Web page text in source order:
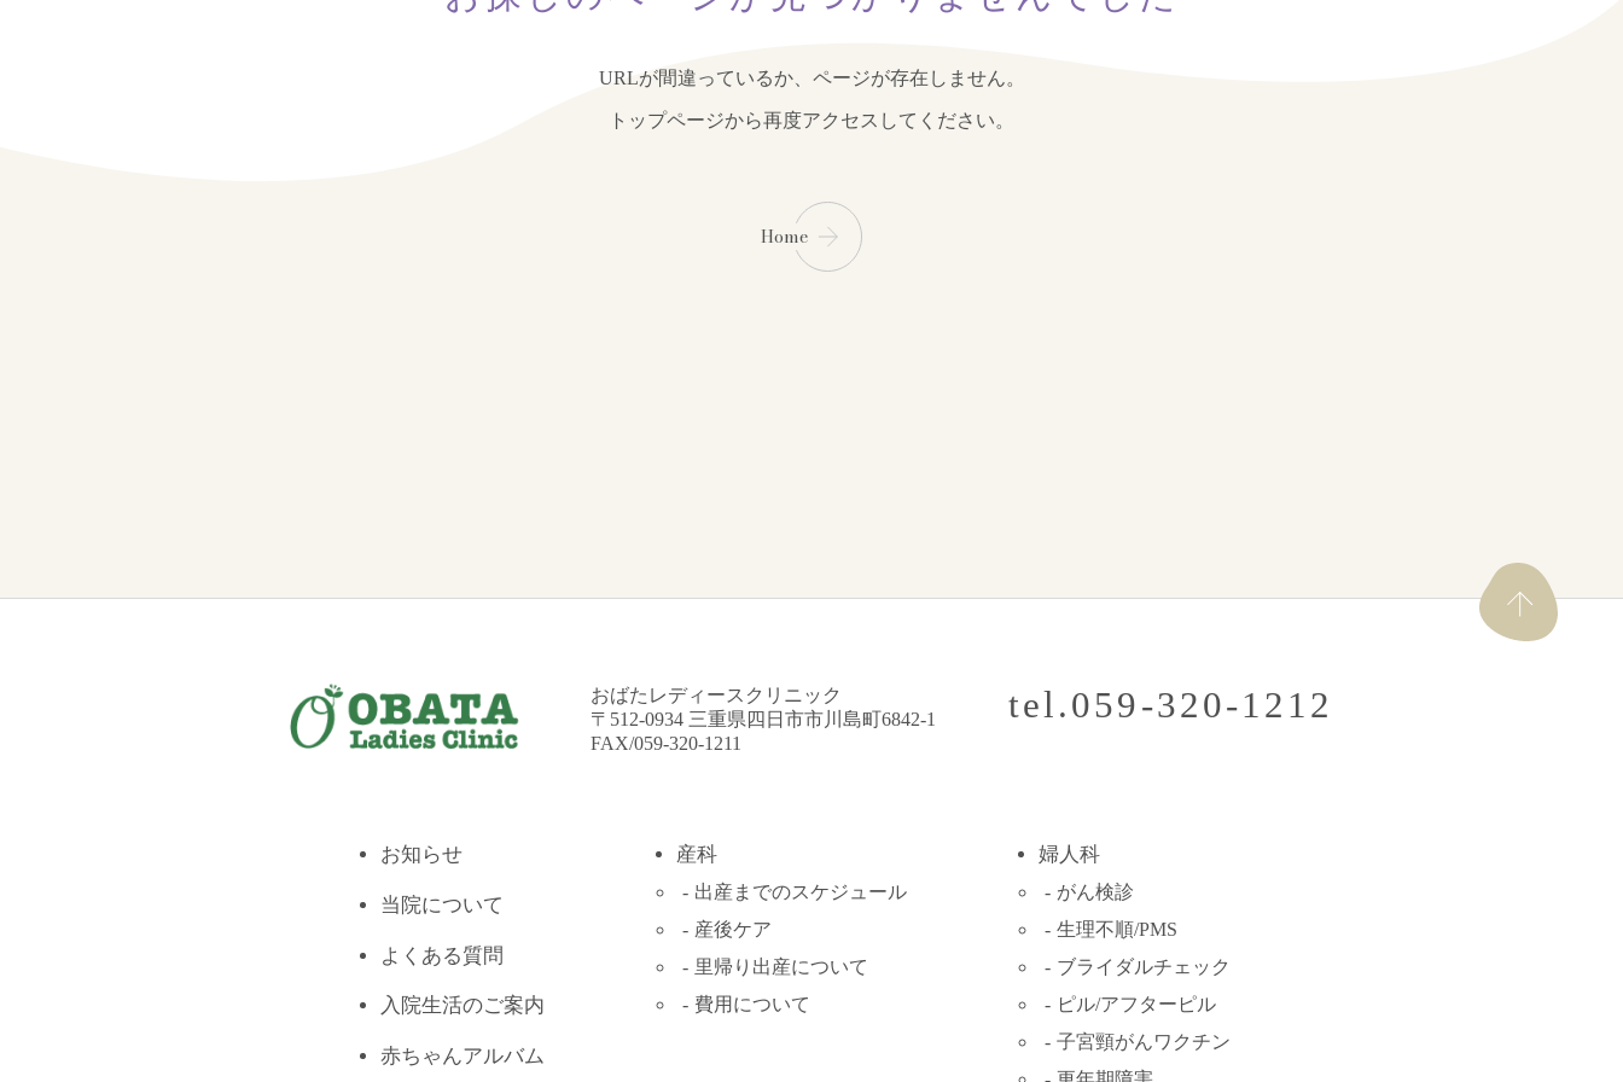
URLが間違っているか、ページが存在しません。
トップページから再度アクセスしてください。
Home
おばたレディースクリニック
〒512-0934 三重県四日市市川島町6842-1
FAX/059-320-1211
tel.059-320-1212
お知らせ
当院について
よくある質問
入院生活のご案内
赤ちゃんアルバム
産科
出産までのスケジュール
産後ケア
里帰り出産について
費用について
婦人科
がん検診
生理不順/PMS
ブライダルチェック
ピル/アフターピル
子宮頸がんワクチン